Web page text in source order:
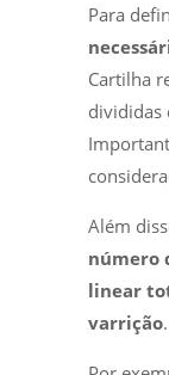
Para
Cartilha
divididas
Além
número
linear
varrição.